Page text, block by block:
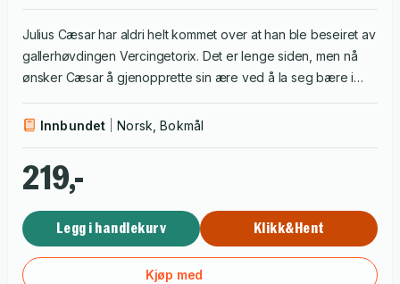
Julius Cæsar har aldri helt kommet over at han ble beseiret av
gallerhøvdingen Vercingetorix. Det er lenge siden, men nå
ønsker Cæsar å gjenopprette sin ære ved å la seg bære i
at ingen later til å vite hvor skjoldet befinner seg. Hvem
Kappløpet er i gang!
Innbundet Norsk, Bokmål
219,-
Legg i handlekurv Klikk&Hent
Kjøp med